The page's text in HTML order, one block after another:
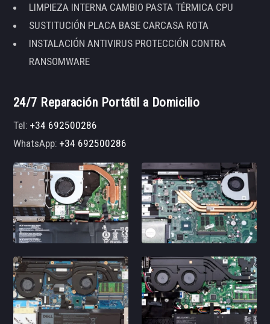
LIMPIEZA INTERNA CAMBIO PASTA TÉRMICA CPU
SUSTITUCIÓN PLACA BASE CARCASA ROTA
INSTALACIÓN ANTIVIRUS PROTECCIÓN CONTRA
RANSOMWARE
24/7 Reparación Portátil a Domicilio
Tel:+34 692500286
WhatsApp:+34 692500286